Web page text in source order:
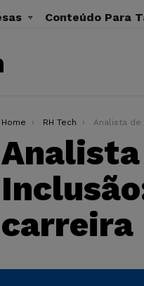
Conteúdo Para
You are here:
Home RH Tech Analista de
Analista
carreira